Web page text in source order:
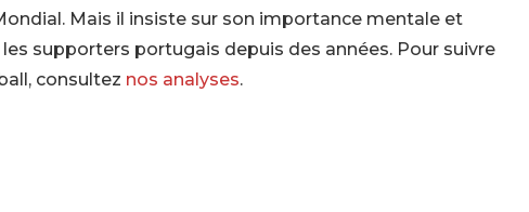
Mais il insiste sur son importance mentale et
supporters portugais depuis des années. Pour suivre
consultez nos analyses.